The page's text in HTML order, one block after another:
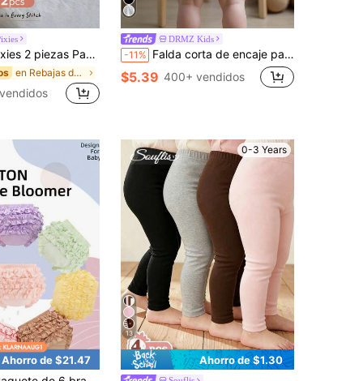
arrugada para niña/niño, pantalones rectos, pantalones casuales versátiles, múltiples piezas, estilo de vacaciones
en Rebajas de verano Pantalones de bebé niña
DRMZ Kids
-11% Falda corta de encaje para bebé niña, ropa de verano para niñas, pantalones cortos de moda y elegantes para niños pequeños
$5.39 400+ vendidos
Ahorro de $21.47
0-3 Years
13
Ahorro de $1.30